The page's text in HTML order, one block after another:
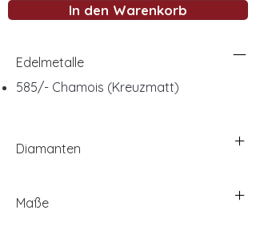
In den Warenkorb
Edelmetalle
585/- Chamois (Kreuzmatt)
Diamanten
Maße